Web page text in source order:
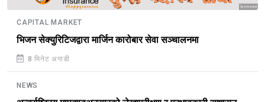
Sponsored
CAPITAL MARKET
भिजन सेक्युरिटिजद्वारा मार्जिन कारोबार सेवा सञ्चालनमा
8 मिनेट अगाडी
NEWS